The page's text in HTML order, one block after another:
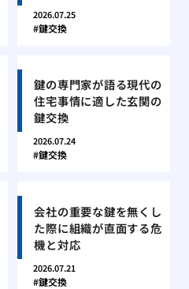
2026.07.25
鍵交換
鍵の専門家が語る現代の
住宅事情に適した玄関の
鍵交換
2026.07.24
鍵交換
会社の重要な鍵を無くし
た際に組織が直面する危
機と対応
2026.07.21
鍵交換